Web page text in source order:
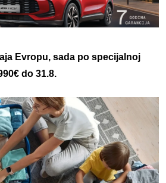
Evropu, sada po specijalnoj
do 31.8.